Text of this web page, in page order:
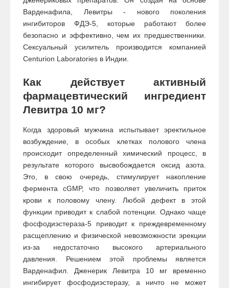
Варденафила, Левитры - нового поколения
ингибиторов ФДЭ-5, которые работают более
безопасно и эффективно, чем их предшественники.
Сексуальный усилитель производится компанией
Centurion Laboratories в Индии.
Как действует активный
фармацевтический ингредиент
Левитра 10 мг?
Когда здоровый мужчина испытывает эректильное
возбуждение, в особых клетках полового члена
происходит определенный химический процесс, в
результате которого высвобождается оксид азота.
Это, в свою очередь, стимулирует накопление
фермента cGMP, что позволяет увеличить приток
крови к половому члену. Любой дефект в этой
функции приводит к слабой потенции. Однако чаще
фосфодиэстераза-5 приводит к преждевременному
расщеплению и физической невозможности эрекции
из-за недостаточно высокого артериального
давления. Решением этой проблемы является
Варденафил. Дженерик Левитра 10 мг временно
ингибирует фосфодиэстеразу, а ничто не может